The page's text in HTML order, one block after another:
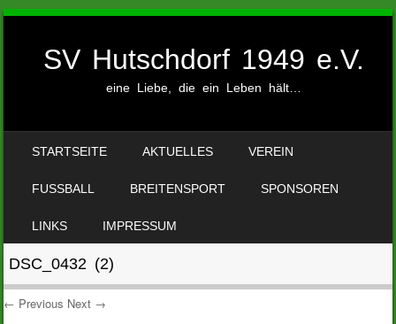
SV Hutschdorf 1949 e.V.
eine Liebe, die ein Leben hält…
STARTSEITE AKTUELLES VEREIN
FUSSBALL BREITENSPORT SPONSOREN
LINKS IMPRESSUM
DSC_0432 (2)
← Previous Next →